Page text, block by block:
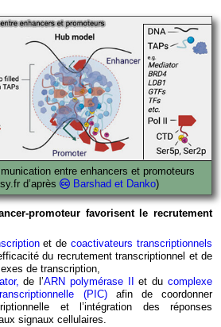
entre enhancers et promoteurs
d’après
Barshad et Danko)
promoteur favorisent le recrutement
et decoactivateurs transcriptionnels
du recrutement transcriptionnel et de
de transcription,
de l’ARN polymérase II et ducomplexe
(PIC)afin de coordonner
et l’intégration des réponses
signaux cellulaires.